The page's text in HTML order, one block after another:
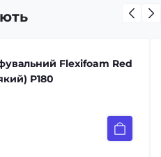
Flexifoam Red
Block ZF (м'який) P180